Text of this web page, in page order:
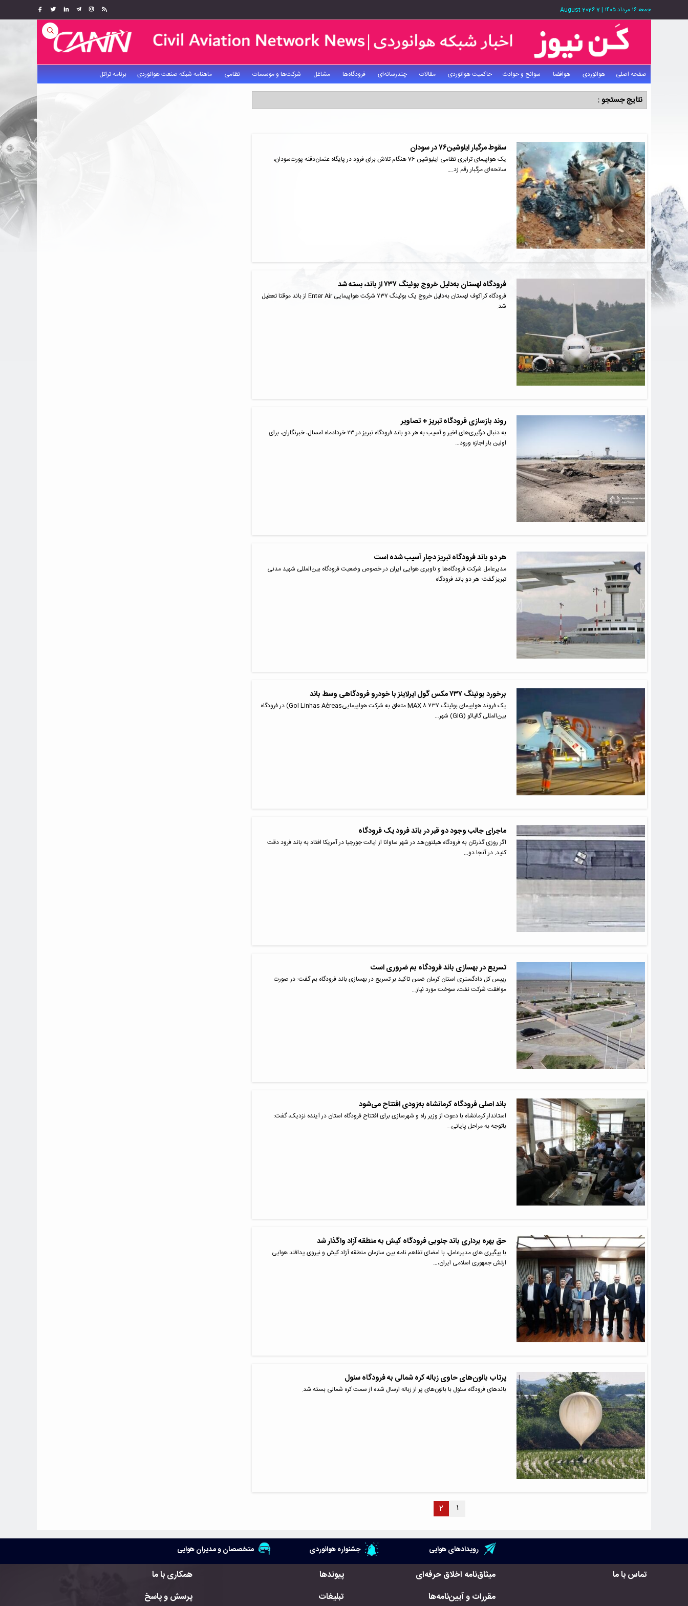
جمعه ۱۶ مرداد ۱۴۰۵ |
7 August 2026
صفحه اصلی هوانوردی هوافضا سوانح و حوادث حاکمیت هوانوردی مقالات چندرسانه‌ای فرودگاه‌ها مشاغل شرکت‌ها و موسسات نظامی ماهنامه شبکه صنعت هوانوردی برنامه تراتل
نتایج جستجو :
سقوط مرگبار ایلوشین۷۶ در سودان
یک هواپیمای ترابری نظامی ایلیوشین 76 هنگام تلاش برای فرود در پایگاه عثمان‌دقنه پورت‌سودان،
سانحه‌ای مرگبار رقم زد.…
فرودگاه لهستان به‌دلیل خروج بوئینگ ۷۳۷ از باند، بسته شد
فرودگاه کراکوف لهستان به‌دلیل خروج یک بوئینگ ۷۳۷ شرکت هواپیمایی Enter Air از باند موقتا تعطیل
شد.
روند بازسازی فرودگاه تبریز + تصاویر
به دنبال درگیری‌های اخیر و آسیب به هر دو باند فرودگاه تبریز در ۲۳ خردادماه امسال، خبرنگاران، برای
اولین بار اجازه ورود…
هر دو باند فرودگاه تبریز دچار آسیب شده است
مدیرعامل شرکت فرودگاه‌ها و ناوبری هوایی ایران در خصوص وضعیت فرودگاه بین‌المللی شهید مدنی
تبریز گفت: هر دو باند فرودگاه…
برخورد بوئینگ ۷۳۷ مکس گول ایرلاینز با خودرو فرودگاهی وسط باند
یک فروند هواپیمای بوئینگ ۷۳۷ MAX ۸ متعلق به شرکت هواپیماییGol Linhas Aéreas) در فرودگاه
بین‌المللی گالیائو (GIG) شهر…
ماجرای جالب وجود دو قبر در باند فرود یک فرودگاه
اگر روزی گذرتان به فرودگاه هیلتون‌هد در شهر ساوانا از ایالت جورجیا در آمریکا افتاد به باند فرود دقت
کنید. در آنجا دو…
تسریع در بهسازی باند فرودگاه بم ضروری است
رییس کل دادگستری استان کرمان ضمن تاکید بر تسریع در بهسازی باند فرودگاه بم گفت: در صورت
موافقت شرکت نفت، سوخت مورد نیاز…
باند اصلی فرودگاه کرمانشاه به‌زودی افتتاح می‌شود
استاندار کرمانشاه با دعوت از وزیر راه و شهرسازی برای افتتاح فرودگاه استان در آینده نزدیک، گفت:
باتوجه‌ به مراحل پایانی…
حق بهره برداری باند جنوبی فرودگاه کیش به منطقه آزاد واگذار شد
با پیگیری های مدیرعامل، با امضای تفاهم نامه بین سازمان منطقه آزاد کیش و نیروی پدافند هوایی
ارتش جمهوری اسلامی ایران،…
پرتاب بالون‌های حاوی زباله کره شمالی به فرودگاه سئول
باندهای فرودگاه سئول با بالون‌های پر از زباله ارسال شده از سمت کره شمالی بسته شد.
۱ ۲
رویدادهای هوایی جشنواره هوانوردی متخصصان و مدیران هوایی
تماس با ما
میثاق‌نامه اخلاق حرفه‌ای
مقررات و آیین‌نامه‌ها
پیوندها
تبلیغات
همکاری با ما
پرسش و پاسخ